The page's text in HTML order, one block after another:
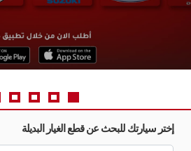
إختر سيارتك للبحث عن قطع الغيار البديلة